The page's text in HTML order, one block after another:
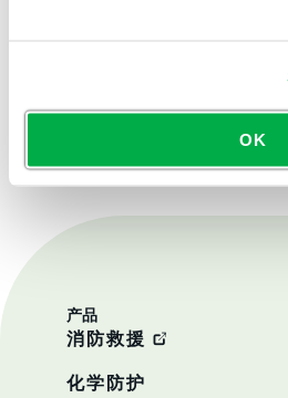
OK
联系我们
产品
消防救援
化学防护